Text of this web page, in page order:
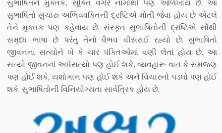
સુભાષિતને મુક્તક, સૂક્તિ વગેરે નામોથી પણ ઓળખાય છે. આ
સુભાષિતો સુચારુ અભિવ્યક્તિની દ્રષ્ટિએ મોતી જેવા હોય છે એટલે
તેને મુક્તક પણ કહેવાય છે. સંસ્કૃત સુભાષિતોની દ્રષ્ટિએ સૌથી
સમૃધ્ધ ભાષા છે પરંતુ તેનો વૈભવ વીસરાઈ રહ્યો છે. સુભાષિતો
જીવનના સત્યોને બે કે ચાર પંક્તિઓમાં વણી લેતાં હોય છે. આ
સત્યો જીવનનાં અર્ધસત્યો પણ હોઈ શકે, વ્યવહારૂ વાત કે સમજણ
પણ હોઈ શકે, યશોગાન પણ હોઈ શકે અને વિચારનો પડઘો પણ હોઈ
શકે. સુભાષિતોની વિનિયોગ્યતા સાર્વત્રિક હોય છે.